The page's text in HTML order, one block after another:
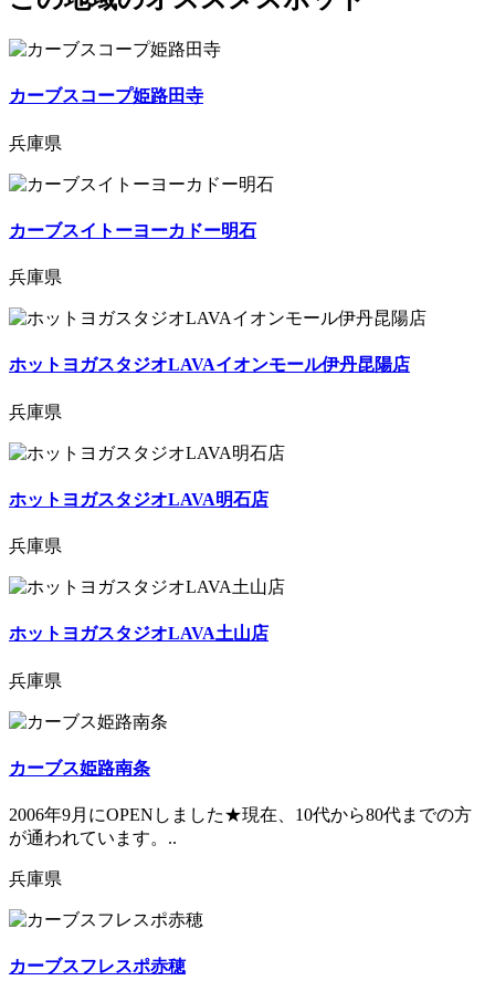
カーブスコープ姫路田寺
兵庫県
カーブスイトーヨーカドー明石
兵庫県
ホットヨガスタジオLAVAイオンモール伊丹昆陽店
兵庫県
ホットヨガスタジオLAVA明石店
兵庫県
ホットヨガスタジオLAVA土山店
兵庫県
カーブス姫路南条
2006年9月にOPENしました★現在、10代から80代までの方
が通われています。..
兵庫県
カーブスフレスポ赤穂